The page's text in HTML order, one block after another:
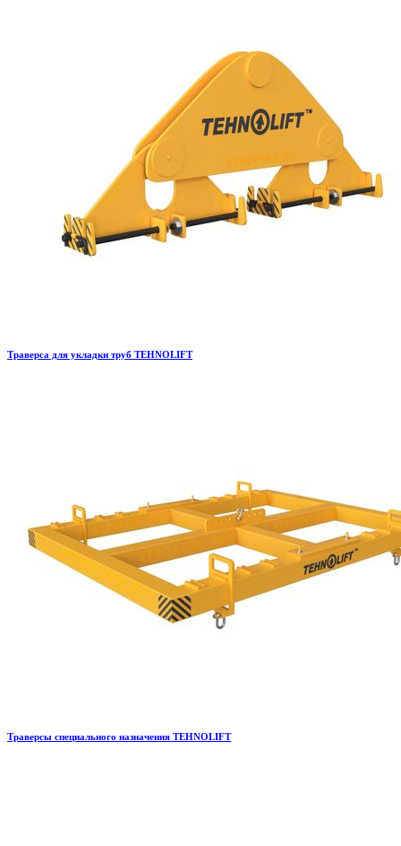
Траверса для укладки труб TEHNOLIFT
Траверсы специального назначения TEHNOLIFT